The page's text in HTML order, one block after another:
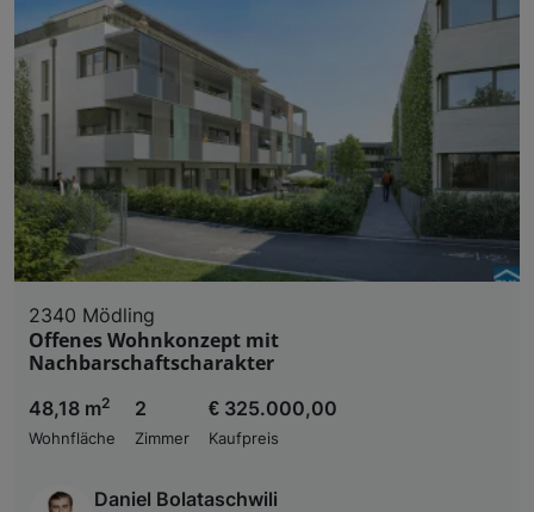
2340 Mödling
Offenes Wohnkonzept mit
Nachbarschaftscharakter
48,18 m2
Wohnfläche
2
Zimmer
€ 325.000,00
Kaufpreis
Daniel Bolataschwili